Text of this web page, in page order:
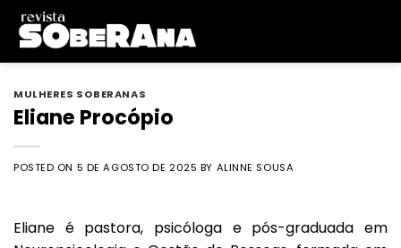
Skip
content
MULHERES SOBERANAS
Eliane Procópio
POSTED ON 5 DE AGOSTO DE 2025 BY ALINNE SOUSA
Eliane é pastora, psicóloga e pós-graduada em